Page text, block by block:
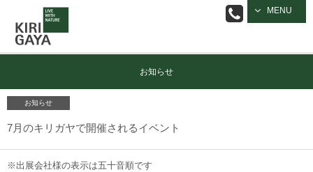
MENU
逗子の工務店
｜キリガヤ
お知らせ
お知らせ
7月のキリガヤで開催されるイベント
※出展会社様の表示は五十音順です